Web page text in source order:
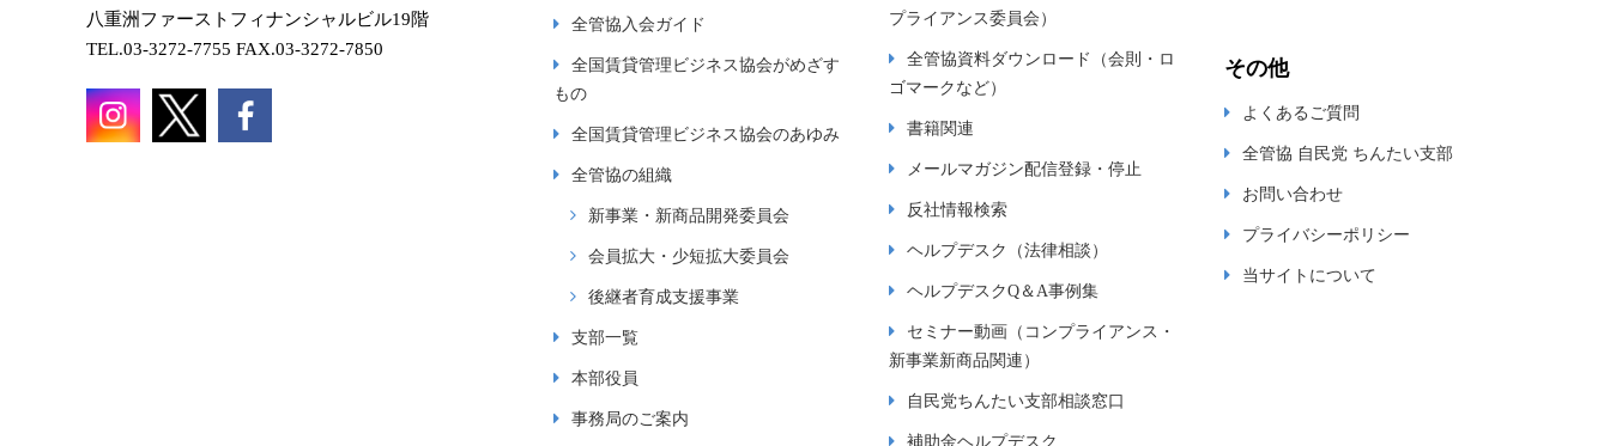
八重洲ファーストフィナンシャルビル19階
TEL.03-3272-7755 FAX.03-3272-7850
全管協入会ガイド
全国賃貸管理ビジネス協会がめざす
もの
全国賃貸管理ビジネス協会のあゆみ
全管協の組織
新事業・新商品開発委員会
会員拡大・少短拡大委員会
後継者育成支援事業
支部一覧
本部役員
事務局のご案内
プライアンス委員会）
全管協資料ダウンロード（会則・ロ
ゴマークなど）
書籍関連
メールマガジン配信登録・停止
反社情報検索
ヘルプデスク（法律相談）
ヘルプデスクQ＆A事例集
セミナー動画（コンプライアンス・
新事業新商品関連）
自民党ちんたい支部相談窓口
補助金ヘルプデスク
その他
よくあるご質問
全管協 自民党 ちんたい支部
お問い合わせ
プライバシーポリシー
当サイトについて